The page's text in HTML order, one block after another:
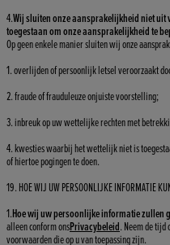
4.Wij sluiten onze aansprakelijkheid niet
toegestaan om onze aansprakelijkheid te
Op geen enkele manier sluiten wij onze
1. overlijden of persoonlijk letsel veroorzaakt
2. fraude of frauduleuze onjuiste voorstelling;
3. inbreuk op uw wettelijke rechten met
4. kwesties waarbij het wettelijk niet is
of hiertoe pogingen te doen.
19. HOE WIJ UW PERSOONLIJKE INFORMATIE
1.Hoe wij uw persoonlijke informatie zullen
alleen conform onsPrivacybeleid. Neem de
voorwaarden die op u van toepassing zijn.